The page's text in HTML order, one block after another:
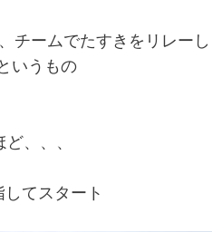
チームでたすきをリレーし
いうもの
、、、
てスタート